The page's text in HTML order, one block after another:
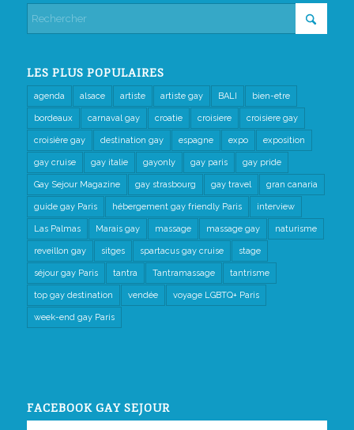
LES PLUS POPULAIRES
agenda alsace artiste artiste gay BALI bien-etre
bordeaux carnaval gay croatie croisiere croisiere gay
croisière gay destination gay espagne expo exposition
gay cruise gay italie gayonly gay paris gay pride
Gay Sejour Magazine gay strasbourg gay travel gran canaria
guide gay Paris hébergement gay friendly Paris interview
Las Palmas Marais gay massage massage gay naturisme
reveillon gay sitges spartacus gay cruise stage
séjour gay Paris tantra Tantramassage tantrisme
top gay destination vendée voyage LGBTQ+ Paris
week-end gay Paris
FACEBOOK GAY SEJOUR